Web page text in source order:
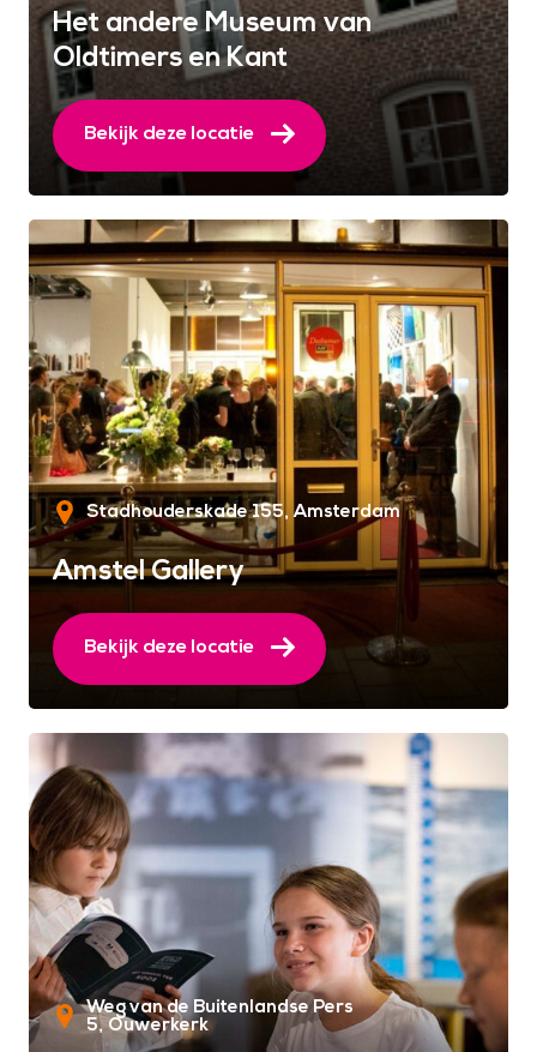
Het andere Museum van
Oldtimers en Kant
Bekijk deze locatie
Stadhouderskade 155 Amsterdam
Amstel Gallery
Bekijk deze locatie
Weg van de Buitenlandse Pers
5 Ouwerkerk